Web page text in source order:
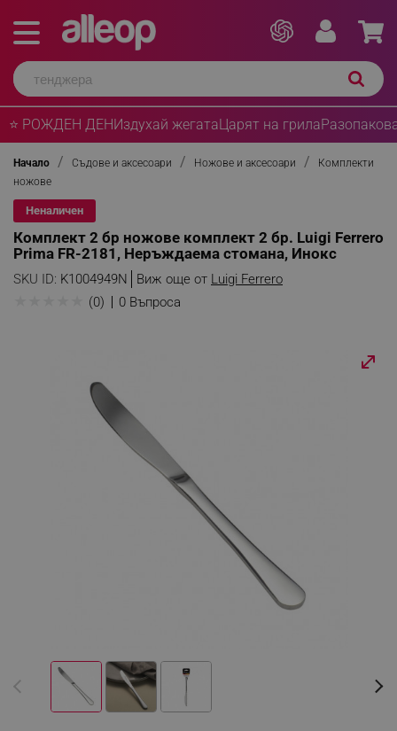
⭐ РОЖДЕН ДЕНИздухай жегатаЦарят на грила
Начало Съдове и аксесоари Ножове и аксесоари
Комплекти
ножове
Неналичен
Комплект 2 бр ножове комплект 2 бр. Luigi Ferrero
Prima FR-2181, Неръждаема стомана, Инокс
SKU ID: K1004949N Виж още от Luigi Ferrero
(0) 0 Въпроса